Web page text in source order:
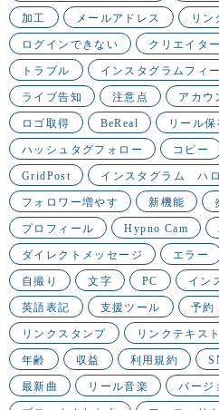
加工 メールアドレス リン
ログインできない クリエイター
トラブル インスタグラムフィ
ライブ告知 注意点 アカウ
ロゴ取得 BeReal リール保
ハッシュタグフォロー コピー
GridPost インスタグラム ハ
フォロワー増やす 新機能
プロフィール Hypno Cam
ダイレクトメッセージ エラー
自撮り 文字 PC イン
英語表記 支援ツール 予約
リンクスタンプ リンクテキスト
年齢 収益 利用規約
最新曲 リール音楽 バージ